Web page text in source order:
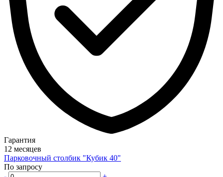
Гарантия
12 месяцев
Парковочный столбик "Кубик 40"
По запросу